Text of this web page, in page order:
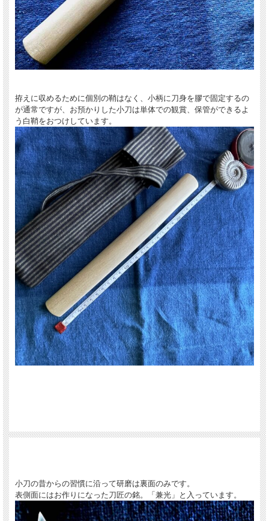
拵えに収めるために個別の鞘はなく、小柄に刀身を膠で固定するの
が通常ですが、お預かりした小刀は単体での観賞、保管ができるよ
う白鞘をおつけしています。
小刀の昔からの習慣に沿って研磨は裏面のみです。
表側面にはお作りになった刀匠の銘。「兼光」と入っています。